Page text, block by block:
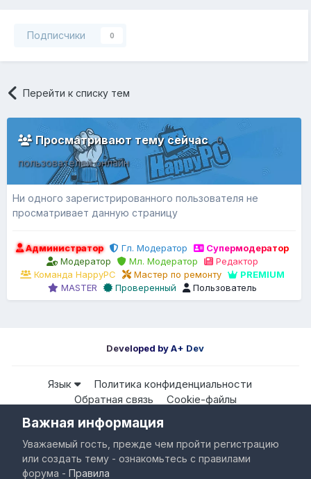
Подписчики 0
Перейти к списку тем
Просматривают тему сейчас0
пользователей онлайн
Ни одного зарегистрированного пользователя не
просматривает данную страницу
Администратор Гл. Модератор
Супермодератор
Модератор
Мл. Модератор
Редактор
Команда HappyPC
Мастер по ремонту
PREMIUM
MASTER
Проверенный Пользователь
Developed by A+ Dev
Язык
Политика конфиденциальности
Обратная связь
Cookie-файлы
Powered by Invision Community
Важная информация
Уважаемый гость, прежде чем пройти регистрацию
или создать тему - ознакомьтесь с правилами
форума -Правила